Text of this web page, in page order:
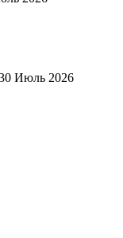
Июль 2026